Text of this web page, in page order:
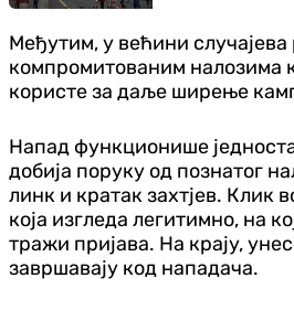
Међутим, у већини случајева
компромитованим налозима
користе за даље ширење
Напад функционише
добија поруку од познатог
линк и кратак захтјев. Клик
која изгледа легитимно, на
тражи пријава. На крају,
завршавају код нападача.